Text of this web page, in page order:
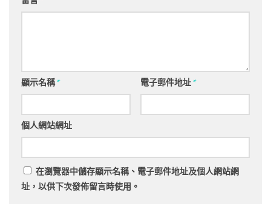
顯示名稱* 電子郵件地址*
個人網站網址
在瀏覽器中儲存顯示名稱、電子郵件地址及個人網站網
址，以供下次發佈留言時使用。